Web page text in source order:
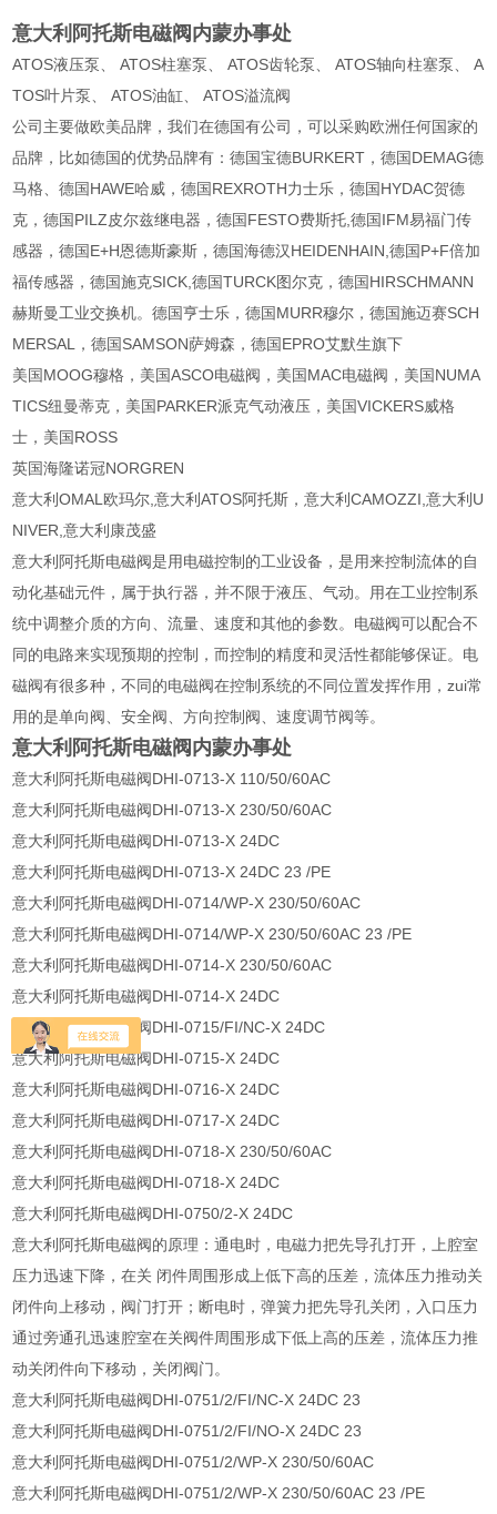
意大利阿托斯电磁阀内蒙办事处
ATOS液压泵、 ATOS柱塞泵、 ATOS齿轮泵、 ATOS轴向柱塞泵、 A
TOS叶片泵、 ATOS油缸、 ATOS溢流阀
公司主要做欧美品牌，我们在德国有公司，可以采购欧洲任何国家的
品牌，比如德国的优势品牌有：德国宝德BURKERT，德国DEMAG德
马格、德国HAWE哈威，德国REXROTH力士乐，德国HYDAC贺德
克，德国PILZ皮尔兹继电器，德国FESTO费斯托,德国IFM易福门传
感器，德国E+H恩德斯豪斯，德国海德汉HEIDENHAIN,德国P+F倍加
福传感器，德国施克SICK,德国TURCK图尔克，德国HIRSCHMANN
赫斯曼工业交换机。德国亨士乐，德国MURR穆尔，德国施迈赛SCH
MERSAL，德国SAMSON萨姆森，德国EPRO艾默生旗下
美国MOOG穆格，美国ASCO电磁阀，美国MAC电磁阀，美国NUMA
TICS纽曼蒂克，美国PARKER派克气动液压，美国VICKERS威格
士，美国ROSS
英国海隆诺冠NORGREN
意大利OMAL欧玛尔,意大利ATOS阿托斯，意大利CAMOZZI,意大利U
NIVER,意大利康茂盛
意大利阿托斯电磁阀是用电磁控制的工业设备，是用来控制流体的自
动化基础元件，属于执行器，并不限于液压、气动。用在工业控制系
统中调整介质的方向、流量、速度和其他的参数。电磁阀可以配合不
同的电路来实现预期的控制，而控制的精度和灵活性都能够保证。电
磁阀有很多种，不同的电磁阀在控制系统的不同位置发挥作用，zui常
用的是单向阀、安全阀、方向控制阀、速度调节阀等。
意大利阿托斯电磁阀内蒙办事处
意大利阿托斯电磁阀DHI-0713-X 110/50/60AC
意大利阿托斯电磁阀DHI-0713-X 230/50/60AC
意大利阿托斯电磁阀DHI-0713-X 24DC
意大利阿托斯电磁阀DHI-0713-X 24DC 23 /PE
意大利阿托斯电磁阀DHI-0714/WP-X 230/50/60AC
意大利阿托斯电磁阀DHI-0714/WP-X 230/50/60AC 23 /PE
意大利阿托斯电磁阀DHI-0714-X 230/50/60AC
意大利阿托斯电磁阀DHI-0714-X 24DC
意大利阿托斯电磁阀DHI-0715/FI/NC-X 24DC
意大利阿托斯电磁阀DHI-0715-X 24DC
意大利阿托斯电磁阀DHI-0716-X 24DC
意大利阿托斯电磁阀DHI-0717-X 24DC
意大利阿托斯电磁阀DHI-0718-X 230/50/60AC
意大利阿托斯电磁阀DHI-0718-X 24DC
意大利阿托斯电磁阀DHI-0750/2-X 24DC
意大利阿托斯电磁阀的原理：通电时，电磁力把先导孔打开，上腔室
压力迅速下降，在关 闭件周围形成上低下高的压差，流体压力推动关
闭件向上移动，阀门打开；断电时，弹簧力把先导孔关闭，入口压力
通过旁通孔迅速腔室在关阀件周围形成下低上高的压差，流体压力推
动关闭件向下移动，关闭阀门。
意大利阿托斯电磁阀DHI-0751/2/FI/NC-X 24DC 23
意大利阿托斯电磁阀DHI-0751/2/FI/NO-X 24DC 23
意大利阿托斯电磁阀DHI-0751/2/WP-X 230/50/60AC
意大利阿托斯电磁阀DHI-0751/2/WP-X 230/50/60AC 23 /PE